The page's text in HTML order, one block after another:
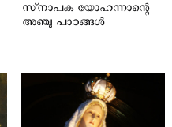
സ്‌നാപക യോഹന്നാന്റെ
അഞ്ചു പാഠങ്ങൾ